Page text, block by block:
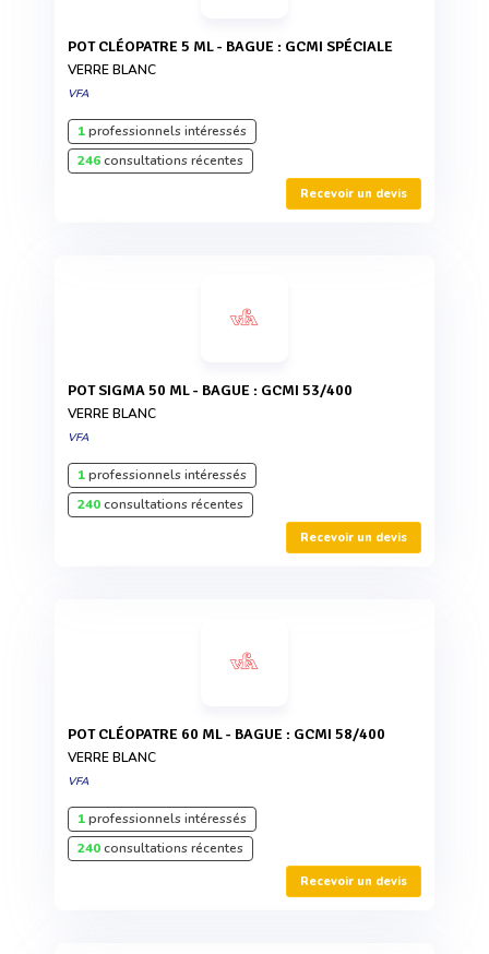
POT CLÉOPATRE 5 ML - BAGUE : GCMI SPÉCIALE
VERRE BLANC
VFA
1professionnels intéressés
246consultations récentes
Recevoir un devis
POT SIGMA 50 ML - BAGUE : GCMI 53/400
VERRE BLANC
VFA
1professionnels intéressés
240consultations récentes
Recevoir un devis
POT CLÉOPATRE 60 ML - BAGUE : GCMI 58/400
VERRE BLANC
VFA
1professionnels intéressés
240consultations récentes
Recevoir un devis